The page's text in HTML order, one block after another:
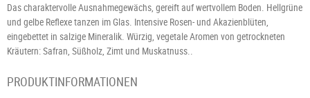
Das charaktervolle Ausnahmegewächs, gereift auf wertvollem Boden. Hellgrüne
und gelbe Reflexe tanzen im Glas. Intensive Rosen- und Akazienblüten,
eingebettet in salzige Mineralik. Würzig, vegetale Aromen von getrockneten
Kräutern: Safran, Süßholz, Zimt und Muskatnuss..
PRODUKTINFORMATIONEN